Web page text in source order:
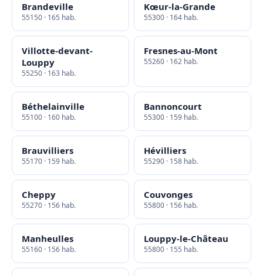
Brandeville
55150 · 165 hab.
Kœur-la-Grande
55300 · 164 hab.
Villotte-devant-
Louppy
55250 · 163 hab.
Fresnes-au-Mont
55260 · 162 hab.
Béthelainville
55100 · 160 hab.
Bannoncourt
55300 · 159 hab.
Brauvilliers
55170 · 159 hab.
Hévilliers
55290 · 158 hab.
Cheppy
55270 · 156 hab.
Couvonges
55800 · 156 hab.
Manheulles
55160 · 156 hab.
Louppy-le-Château
55800 · 155 hab.